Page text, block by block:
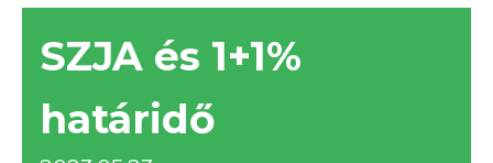
SZJA és 1+1%
határidő